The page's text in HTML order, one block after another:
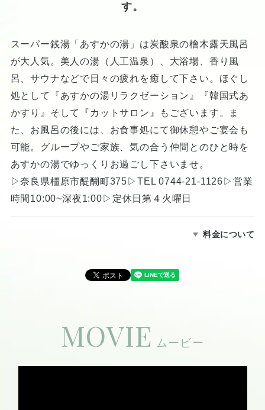
す。
スーパー銭湯「あすかの湯」は炭酸泉の檜木露天風呂
が大人気。美人の湯（人工温泉）、大浴場、香り風
呂、サウナなどで日々の疲れを癒して下さい。ほぐし
処として『あすかの湯リラクゼーション』『韓国式あ
かすり』そして『カットサロン』もございます。ま
た、お風呂の後には、お食事処にて御休憩やご宴会も
可能。グループやご家族、気の合う仲間とのひと時を
あすかの湯でゆっくりお過ごし下さいませ。
▷奈良県橿原市醍醐町375▷TEL 0744-21-1126▷営業
時間10:00~深夜1:00▷定休日第４火曜日
料金について
MOVIE